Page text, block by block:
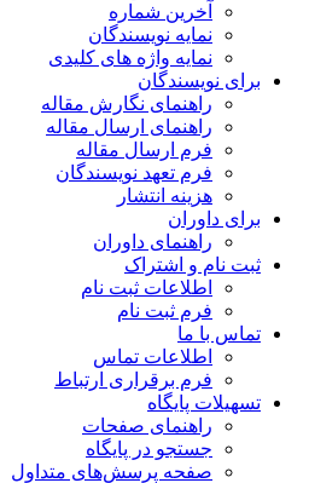
آخرین شماره
نمایه نویسندگان
نمایه واژه های کلیدی
برای نویسندگان
راهنمای نگارش مقاله
راهنمای ارسال مقاله
فرم ارسال مقاله
فرم تعهد نویسندگان
هزینه انتشار
برای داوران
راهنمای داوران
ثبت نام و اشتراک
اطلاعات ثبت نام
فرم ثبت نام
تماس با ما
اطلاعات تماس
فرم برقراری ارتباط
تسهیلات پایگاه
راهنمای صفحات
جستجو در پایگاه
صفحه پرسش‌های متداول